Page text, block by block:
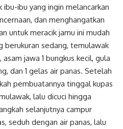
ibu-ibu yang ingin melancarkan
dan menghangatkan
untuk meracik jamu ini mudah
berukuran sedang, temulawak
jawa 1 bungkus kecil, gula
dan 1 gelas air panas. Setelah
pembuatannya tinggal kupas
lalu dicuci hingga
selanjutnya campur
seduh dengan air panas, lalu